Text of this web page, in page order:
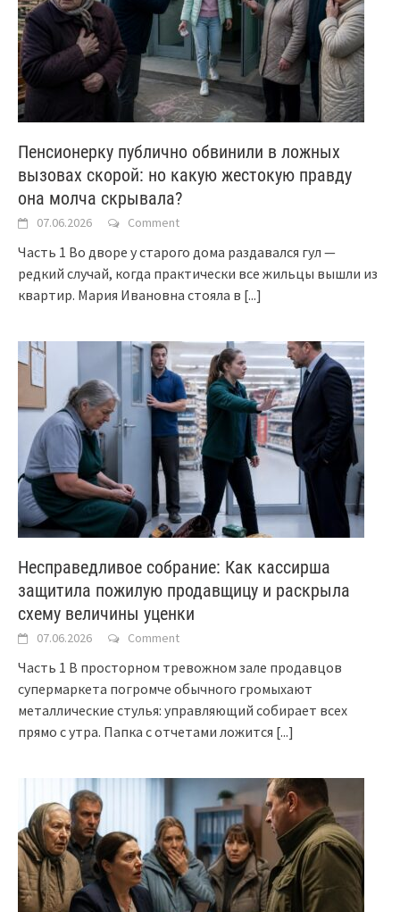
Пенсионерку публично обвинили в ложных
вызовах скорой: но какую жестокую правду
она молча скрывала?
07.06.2026 Comment
Часть 1 Во дворе у старого дома раздавался гул —
редкий случай, когда практически все жильцы вышли из
квартир. Мария Ивановна стояла в [...]
Несправедливое собрание: Как кассирша
защитила пожилую продавщицу и раскрыла
схему величины уценки
07.06.2026 Comment
Часть 1 В просторном тревожном зале продавцов
супермаркета погромче обычного громыхают
металлические стулья: управляющий собирает всех
прямо с утра. Папка с отчетами ложится [...]